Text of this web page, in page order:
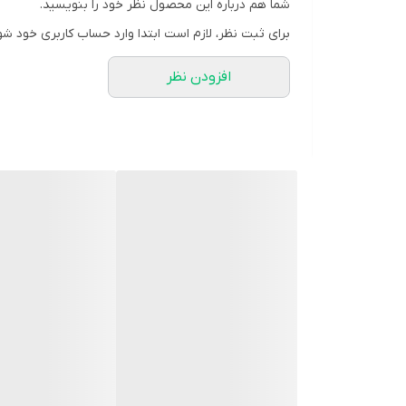
شما هم درباره این محصول نظر خود را بنویسید.
برای ثبت نظر، لازم است ابتدا وارد حساب کاربری خود
افزودن نظر